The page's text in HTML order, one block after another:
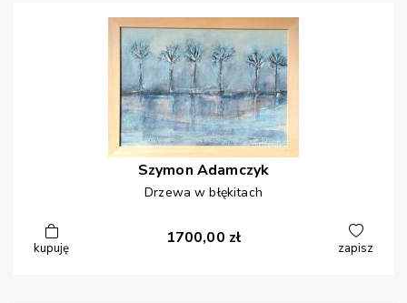
Szymon Adamczyk
Drzewa w błękitach
kupuję
1700,00 zł
zapisz